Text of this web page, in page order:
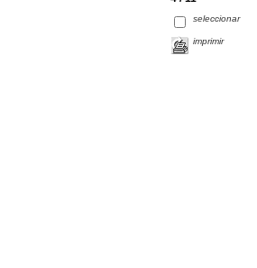
seleccionar
imprimir